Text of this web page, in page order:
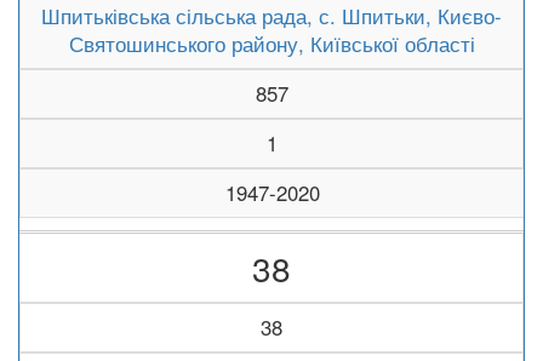
Шпитьківська сільська рада, с. Шпитьки, Києво-
Святошинського району, Київської області
857
1
1947-2020
38
38